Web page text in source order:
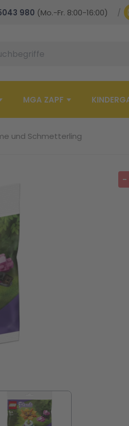
980 (Mo.-Fr. 8:00-16:00)
MGA ZAPF
und Schmetterling
-